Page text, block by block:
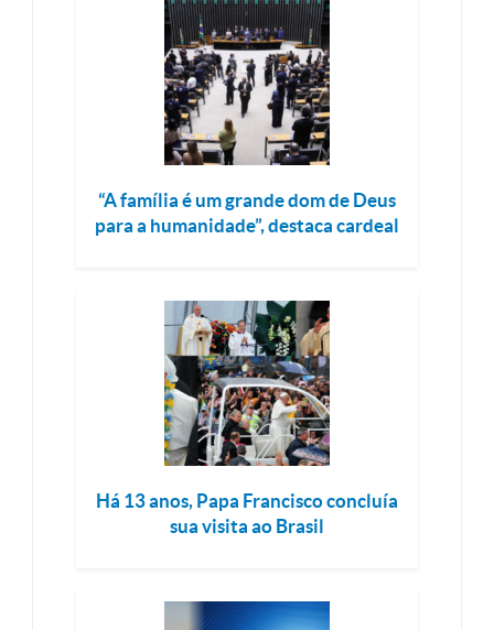
“A família é um grande dom de Deus
para a humanidade”, destaca cardeal
Há 13 anos, Papa Francisco concluía
sua visita ao Brasil